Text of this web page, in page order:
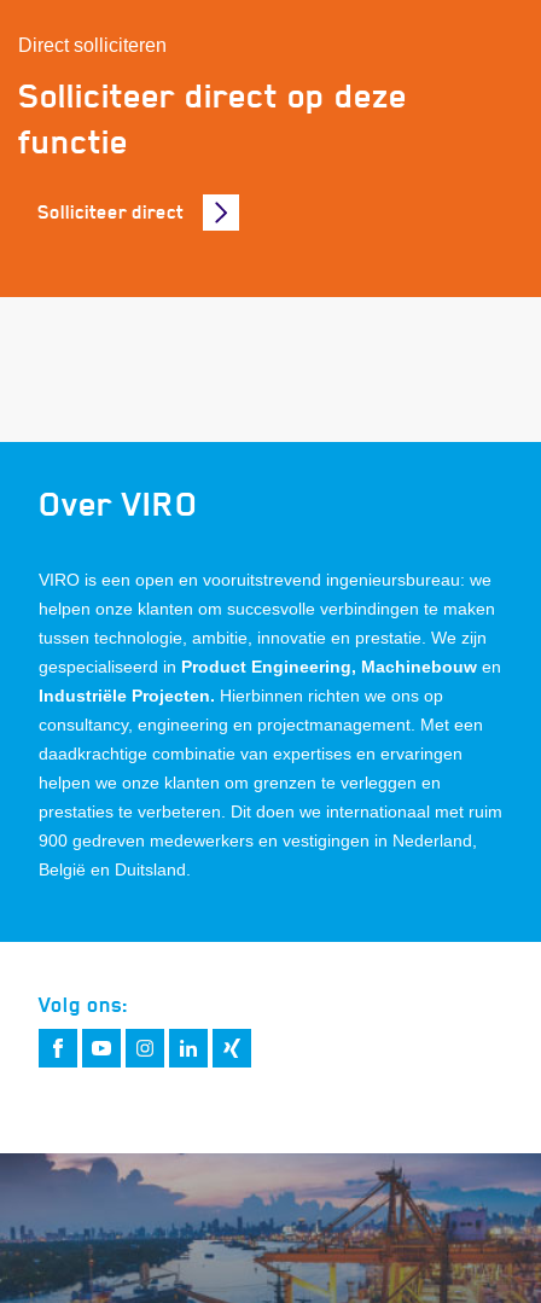
Direct solliciteren
Solliciteer direct op deze
functie
Solliciteer direct
Over VIRO
VIRO is een open en vooruitstrevend ingenieursbureau: we
helpen onze klanten om succesvolle verbindingen te maken
tussen technologie, ambitie, innovatie en prestatie. We zijn
gespecialiseerd in Product Engineering, Machinebouw en
Industriële Projecten. Hierbinnen richten we ons op
consultancy, engineering en projectmanagement. Met een
daadkrachtige combinatie van expertises en ervaringen
helpen we onze klanten om grenzen te verleggen en
prestaties te verbeteren. Dit doen we internationaal met ruim
900 gedreven medewerkers en vestigingen in Nederland,
België en Duitsland.
Volg ons: